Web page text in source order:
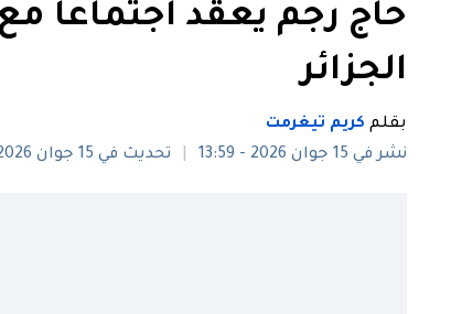
حاج رجم يعقد اجتماعا
الجزائر
بقلم كريم تيغرمت
نشر في 15 جوان 2026 - 13:59
تحديث في 15 جوان 2026 - 14:39